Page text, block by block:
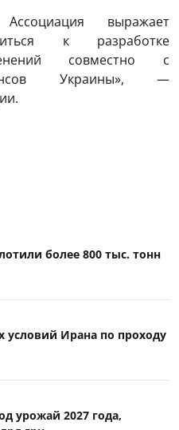
выражает
к разработке
совместно с
Украины», —
более 800 тыс. тонн
условий Ирана по проходу
урожай 2027 года,